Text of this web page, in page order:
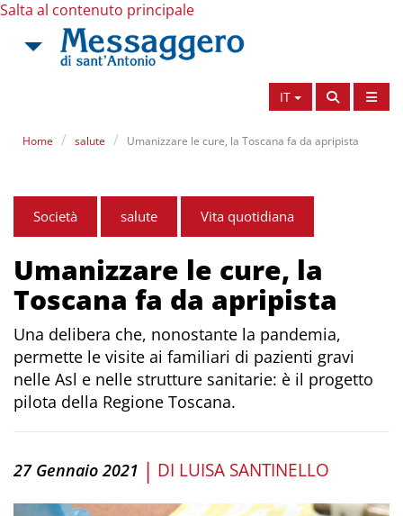
Salta al contenuto principale
IT
Home salute Umanizzare le cure, la Toscana fa da apripista
Società salute Vita quotidiana
Umanizzare le cure, la
Toscana fa da apripista
Una delibera che, nonostante la pandemia,
permette le visite ai familiari di pazienti gravi
nelle Asl e nelle strutture sanitarie: è il progetto
pilota della Regione Toscana.
27 Gennaio 2021 | DI LUISA SANTINELLO